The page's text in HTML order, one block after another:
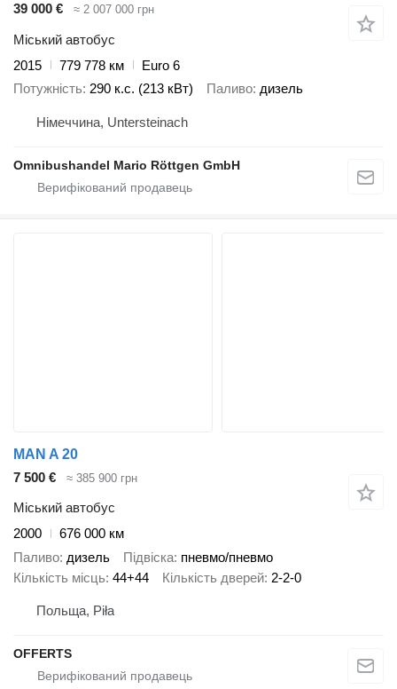
39 000 €
≈ 2 007 000 грн
Міський автобус
2015
779 778 км
Euro 6
Потужність 290 к.с. (213 кВт) Паливо дизель
Німеччина, Untersteinach
Omnibushandel Mario Röttgen GmbH
MAN A 20
7 500 €
≈ 385 900 грн
Міський автобус
2000
676 000 км
Паливо дизель Підвіска пневмо/пневмо
Кількість місць 44+44 Кількість дверей 2-2-0
Польща, Piła
OFFERTS